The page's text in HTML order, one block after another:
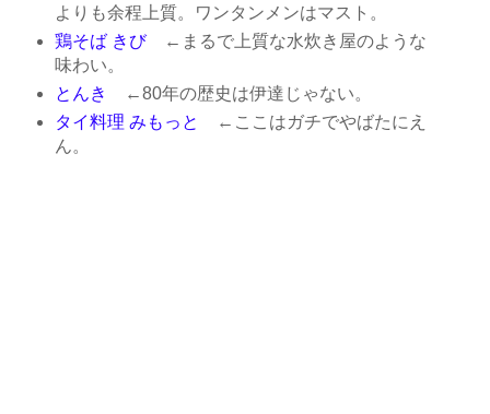
よりも余程上質。ワンタンメンはマスト。
鶏そば きび←まるで上質な水炊き屋のような
味わい。
とんき
←80年の歴史は伊達じゃない。
タイ料理 みもっと
←ここはガチでやばたにえ
ん。